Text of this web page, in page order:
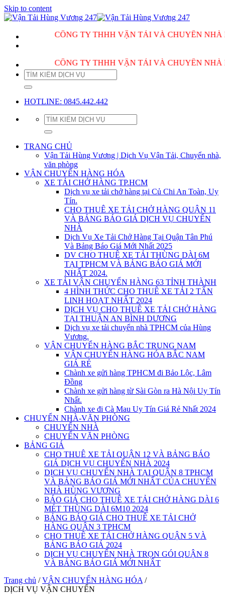
Skip to content
CÔNG TY THHH VẬN TẢI VÀ CHUYỂN NHÀ HÙNG
CÔNG TY THHH VẬN TẢI VÀ CHUYỂN NHÀ HÙNG
HOTLINE: 0845.442.442
TRANG CHỦ
Vận Tải Hùng Vương | Dịch Vụ Vận Tải, Chuyển nhà,
văn phòng
VẬN CHUYỂN HÀNG HÓA
XE TẢI CHỞ HÀNG TP.HCM
Dịch vụ xe tải chở hàng tại Củ Chi An Toàn, Uy
Tín.
CHO THUÊ XE TẢI CHỞ HÀNG QUẬN 11
VÀ BẢNG BÁO GIÁ DỊCH VỤ CHUYỂN
NHÀ
Dịch Vụ Xe Tải Chở Hàng Tại Quận Tân Phú
Và Bảng Báo Giá Mới Nhất 2025
DV CHO THUÊ XE TẢI THÙNG DÀI 6M
TẠI TPHCM VÀ BẢNG BÁO GIÁ MỚI
NHẤT 2024.
XE TẢI VẬN CHUYỂN HÀNG 63 TỈNH THÀNH
4 HÌNH THỨC CHO THUÊ XE TẢI 2 TẤN
LINH HOẠT NHẤT 2024
DỊCH VỤ CHO THUÊ XE TẢI CHỞ HÀNG
TẠI THUẬN AN BÌNH DƯƠNG
Dịch vụ xe tải chuyển nhà TPHCM của Hùng
Vương.
VẬN CHUYỂN HÀNG BẮC TRUNG NAM
VẬN CHUYỂN HÀNG HÓA BẮC NAM
GIÁ RẺ
Chành xe gửi hàng TPHCM đi Bảo Lộc, Lâm
Đồng
Chành xe gửi hàng từ Sài Gòn ra Hà Nội Uy Tín
Nhất.
Chành xe đi Cà Mau Uy Tín Giá Rẻ Nhất 2024
CHUYỂN NHÀ-VĂN PHÒNG
CHUYỂN NHÀ
CHUYỂN VĂN PHÒNG
BẢNG GIÁ
CHO THUÊ XE TẢI QUẬN 12 VÀ BẢNG BÁO
GIÁ DỊCH VỤ CHUYỂN NHÀ 2024
DỊCH VỤ CHUYỂN NHÀ TẠI QUẬN 8 TPHCM
VÀ BẢNG BÁO GIÁ MỚI NHẤT CỦA CHUYỂN
NHÀ HÙNG VƯƠNG
BÁO GIÁ CHO THUÊ XE TẢI CHỞ HÀNG DÀI 6
MÉT THÙNG DÀI 6M10 2024
BẢNG BÁO GIÁ CHO THUÊ XE TẢI CHỞ
HÀNG QUẬN 3 TPHCM
CHO THUÊ XE TẢI CHỞ HÀNG QUẬN 5 VÀ
BẢNG BÁO GIÁ 2024
DỊCH VỤ CHUYỂN NHÀ TRỌN GÓI QUẬN 8
VÀ BẢNG BÁO GIÁ MỚI NHẤT
Trang chủ / VẬN CHUYỂN HÀNG HÓA /
DỊCH VỤ VẬN CHUYỂN